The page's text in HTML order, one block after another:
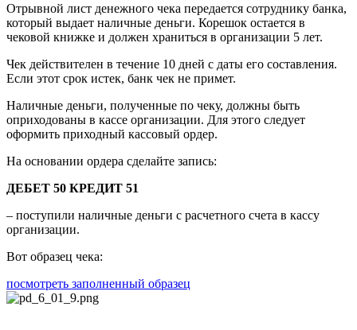
Отрывной лист денежного чека передается сотруднику банка,
который выдает наличные деньги. Корешок остается в
чековой книжке и должен храниться в организации 5 лет.
Чек действителен в течение 10 дней с даты его составления.
Если этот срок истек, банк чек не примет.
Наличные деньги, полученные по чеку, должны быть
оприходованы в кассе организации. Для этого следует
оформить приходный кассовый ордер.
На основании ордера сделайте запись:
ДЕБЕТ 50 КРЕДИТ 51
– поступили наличные деньги с расчетного счета в кассу
организации.
Вот образец чека:
посмотреть заполненный образец